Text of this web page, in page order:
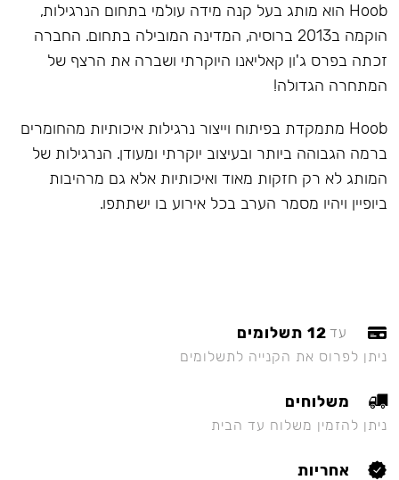
Hoob הוא מותג בעל קנה מידה עולמי בתחום הנרגילות,
הוקמה ב2013 ברוסיה, המדינה המובילה בתחום. החברה
זכתה בפרס ג'ון קאליאנו היוקרתי ושברה את הרצף של
המתחרה הגדולה!
Hoob מתמקדת בפיתוח וייצור נרגילות איכותיות מהחומרים
ברמה הגבוהה ביותר ובעיצוב יוקרתי ומעודן. הנרגילות של
המותג לא רק חזקות מאוד ואיכותיות אלא גם מרהיבות
ביופיין ויהיו מסמר הערב בכל אירוע בו ישתתפו.
עד 12 תשלומים
ניתן לפרוס את הקנייה לתשלומים
משלוחים
ניתן להזמין משלוח עד הבית
אחריות